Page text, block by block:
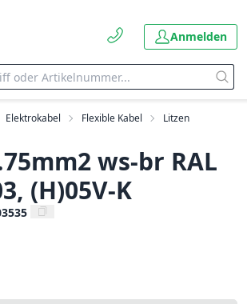
Anmelden
Elektrokabel Flexible Kabel Litzen
ws-br RAL
(H)05V-K